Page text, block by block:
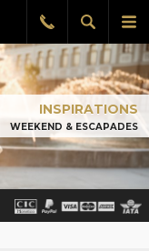
le
Afficher
la
Rappel
gratuit
INSPIRATIONS
WEEKEND & ESCAPADES